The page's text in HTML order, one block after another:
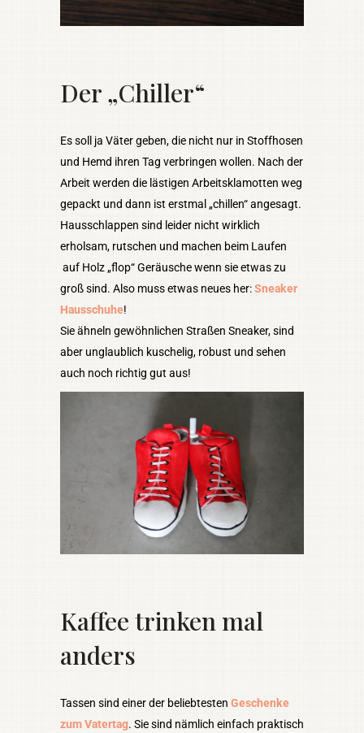
Der „Chiller“
Es soll ja Väter geben, die nicht nur in Stoffhosen
und Hemd ihren Tag verbringen wollen. Nach der
Arbeit werden die lästigen Arbeitsklamotten weg
gepackt und dann ist erstmal „chillen“ angesagt.
Hausschlappen sind leider nicht wirklich
erholsam, rutschen und machen beim Laufen
auf Holz „flop“ Geräusche wenn sie etwas zu
groß sind. Also muss etwas neues her:Sneaker
Hausschuhe!
Sie ähneln gewöhnlichen Straßen Sneaker, sind
aber unglaublich kuschelig, robust und sehen
auch noch richtig gut aus!
Kaffee trinken mal
anders
Tassen sind einer der beliebtesten Geschenke
zum Vatertag. Sie sind nämlich einfach praktisch